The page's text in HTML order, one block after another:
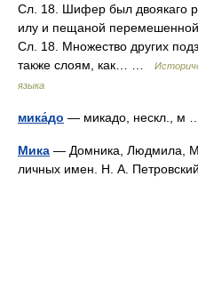
Сл. 18. Шифер был двоякаго
илу и пещаной
Сл. 18. Множество других
также слоям, как… …
языка
мика́до — микадо, нескл., м
Мика — Домника, Людмила,
личных имен. Н. А.